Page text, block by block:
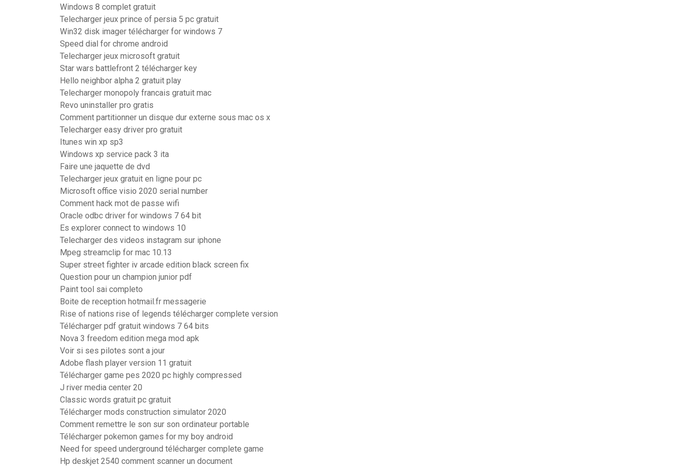
Windows 8 complet gratuit
Telecharger jeux prince of persia 5 pc gratuit
Win32 disk imager télécharger for windows 7
Speed dial for chrome android
Telecharger jeux microsoft gratuit
Star wars battlefront 2 télécharger key
Hello neighbor alpha 2 gratuit play
Telecharger monopoly francais gratuit mac
Revo uninstaller pro gratis
Comment partitionner un disque dur externe sous mac os x
Telecharger easy driver pro gratuit
Itunes win xp sp3
Windows xp service pack 3 ita
Faire une jaquette de dvd
Telecharger jeux gratuit en ligne pour pc
Microsoft office visio 2020 serial number
Comment hack mot de passe wifi
Oracle odbc driver for windows 7 64 bit
Es explorer connect to windows 10
Telecharger des videos instagram sur iphone
Mpeg streamclip for mac 10.13
Super street fighter iv arcade edition black screen fix
Question pour un champion junior pdf
Paint tool sai completo
Boite de reception hotmail.fr messagerie
Rise of nations rise of legends télécharger complete version
Télécharger pdf gratuit windows 7 64 bits
Nova 3 freedom edition mega mod apk
Voir si ses pilotes sont a jour
Adobe flash player version 11 gratuit
Télécharger game pes 2020 pc highly compressed
J river media center 20
Classic words gratuit pc gratuit
Télécharger mods construction simulator 2020
Comment remettre le son sur son ordinateur portable
Télécharger pokemon games for my boy android
Need for speed underground télécharger complete game
Hp deskjet 2540 comment scanner un document